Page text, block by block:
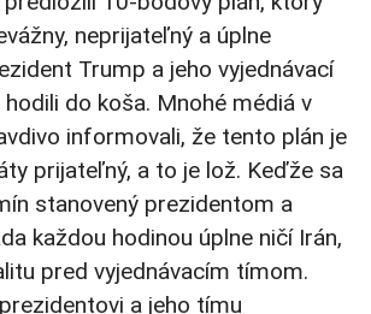
neprijateľný a úplne
Trump a jeho vyjednávací
do koša. Mnohé médiá v
informovali, že tento plán je
prijateľný, a to je lož. Keďže sa
stanovený prezidentom a
každou hodinou úplne ničí Irán,
pred vyjednávacím tímom.
a jeho tímu